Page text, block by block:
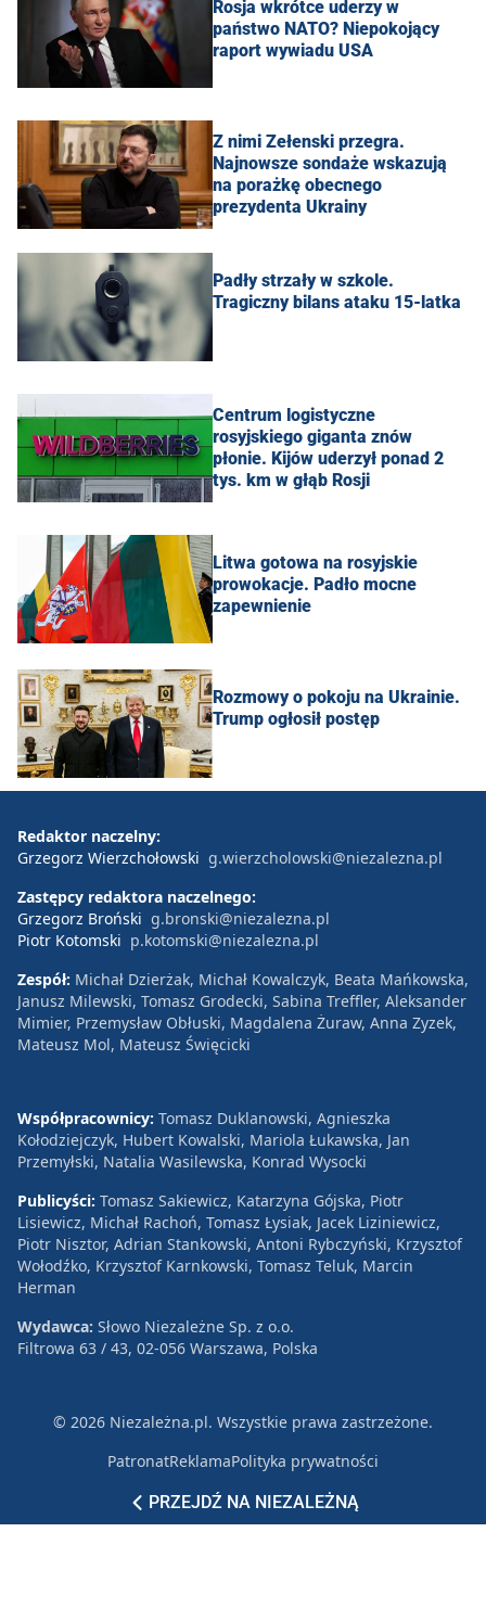
Rosja wkrótce uderzy w
państwo NATO? Niepokojący
raport wywiadu USA
Z nimi Zełenski przegra.
Najnowsze sondaże wskazują
na porażkę obecnego
prezydenta Ukrainy
Padły strzały w szkole.
Tragiczny bilans ataku 15-latka
Centrum logistyczne
rosyjskiego giganta znów
płonie. Kijów uderzył ponad 2
tys. km w głąb Rosji
Litwa gotowa na rosyjskie
prowokacje. Padło mocne
zapewnienie
Rozmowy o pokoju na Ukrainie.
Trump ogłosił postęp
PRZEJDŹ NA NIEZALEŻNĄ
Redaktor naczelny:
Grzegorz Wierzchołowski g.wierzcholowski@niezalezna.pl
Zastępcy redaktora naczelnego:
Grzegorz Broński g.bronski@niezalezna.pl
Piotr Kotomski p.kotomski@niezalezna.pl
Zespół: Michał Dzierżak, Michał Kowalczyk, Beata Mańkowska,
Janusz Milewski, Tomasz Grodecki, Sabina Treffler, Aleksander
Mimier, Przemysław Obłuski, Magdalena Żuraw, Anna Zyzek,
Mateusz Mol, Mateusz Święcicki
Współpracownicy: Tomasz Duklanowski, Agnieszka
Kołodziejczyk, Hubert Kowalski, Mariola Łukawska, Jan
Przemyłski, Natalia Wasilewska, Konrad Wysocki
Publicyści: Tomasz Sakiewicz, Katarzyna Gójska, Piotr
Lisiewicz, Michał Rachoń, Tomasz Łysiak, Jacek Liziniewicz,
Piotr Nisztor, Adrian Stankowski, Antoni Rybczyński, Krzysztof
Wołodźko, Krzysztof Karnkowski, Tomasz Teluk, Marcin
Herman
Wydawca: Słowo Niezależne Sp. z o.o.
Filtrowa 63 / 43, 02-056 Warszawa, Polska
© 2026 Niezależna.pl. Wszystkie prawa zastrzeżone.
PatronatReklamaPolityka prywatności